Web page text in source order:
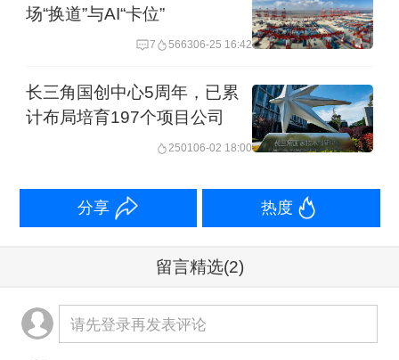
8月22日，沪指一举突破3800点，科创
50指数突破1200点。截至当日收盘，沪
涨3.36%，科创50指数涨8.59%。沪深两
市全天成交额2.55万亿，较上个交易日
宠物撑起3000亿消费市场，新老入局者
目标有何不同？
面对全球经济的下行周期，宠物经济却
逆势增长，展现出“新刚需”的强劲势头。
场“换道”与AI“卡位”
7 566306-25 16:42
长三角国创中心5周年，已累
计布局培育197个项目公司
250106-02 18:00
分享 热度
留言精选(2)
请先登录再发表评论